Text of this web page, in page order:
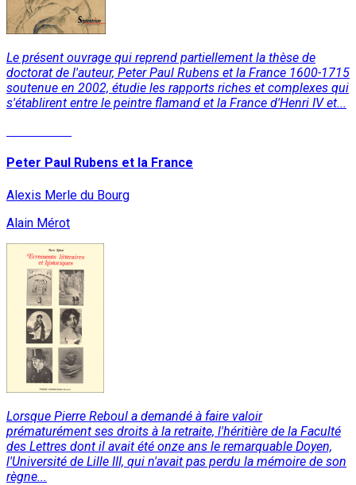
Le présent ouvrage qui reprend partiellement la thèse de
doctorat de l'auteur, Peter Paul Rubens et la France 1600-1715
soutenue en 2002, étudie les rapports riches et complexes qui
s'établirent entre le peintre flamand et la France d'Henri IV et...
Peter Paul Rubens et la France
Alexis Merle du Bourg
Alain Mérot
Lorsque Pierre Reboul a demandé à faire valoir
prématurément ses droits à la retraite, l'héritière de la Faculté
des Lettres dont il avait été onze ans le remarquable Doyen,
l'Université de Lille III, qui n'avait pas perdu la mémoire de son
règne...